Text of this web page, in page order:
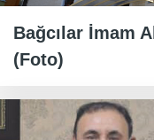
Bağcılar İmam
(Foto)